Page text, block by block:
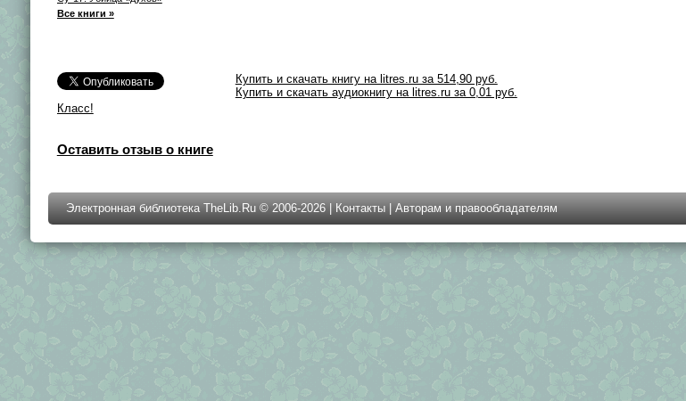
Все книги »
Класс!
Купить и скачать книгу на litres.ru за 514,90 руб.
Купить и скачать аудиокнигу на litres.ru за 0,01 руб.
Оставить отзыв о книге
Электронная библиотека TheLib.Ru © 2006-2026 | Контакты| Авторам и правообладателям